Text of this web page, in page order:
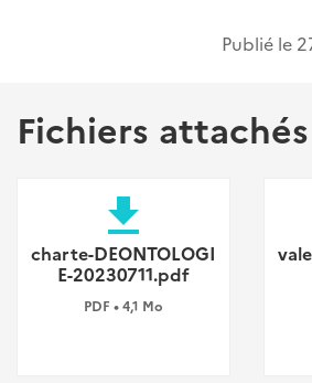
Publié le
Fichiers attachés
file_download
charte-DEONTOLOGI
E-20230711.pdf
PDF • 4,1 Mo